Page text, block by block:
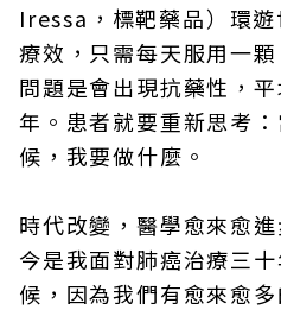
Iressa，標靶藥品）環
療效，只需每天服用一
問題是會出現抗藥性，
年。患者就要重新思考
候，我要做什麼。
時代改變，醫學愈來愈
今是我面對肺癌治療三
候，因為我們有愈來愈
乳癌年
子，「
篩檢、